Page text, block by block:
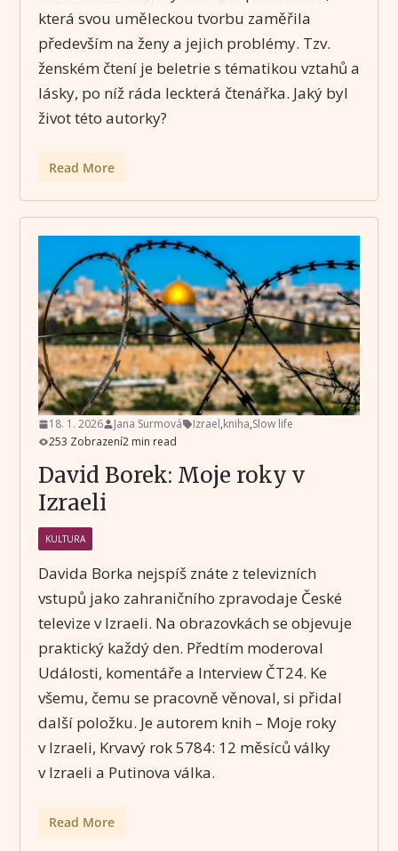
která svou uměleckou tvorbu zaměřila
především na ženy a jejich problémy. Tzv.
ženském čtení je beletrie s tématikou vztahů a
lásky, po níž ráda leckterá čtenářka. Jaký byl
život této autorky?
Read More
18. 1. 2026 Jana Surmová Izrael,kniha,Slow life
253 Zobrazení2 min read
David Borek: Moje roky v
Izraeli
KULTURA
Davida Borka nejspíš znáte z televizních
vstupů jako zahraničního zpravodaje České
televize v Izraeli. Na obrazovkách se objevuje
praktický každý den. Předtím moderoval
Události, komentáře a Interview ČT24. Ke
všemu, čemu se pracovně věnoval, si přidal
další položku. Je autorem knih – Moje roky
v Izraeli, Krvavý rok 5784: 12 měsíců války
v Izraeli a Putinova válka.
Read More